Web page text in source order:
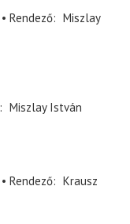
Rendező
Miszlay
Miszlay István
Rendező
Krausz